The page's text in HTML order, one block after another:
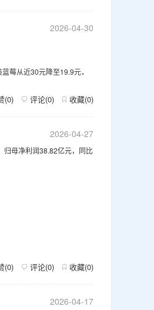
2026-04-30
莓从近30元降至19.9元，
(0) 评论(0) 收藏(0)
2026-04-27
归母净利润38.82亿元，同比
(0) 评论(0) 收藏(0)
2026-04-17